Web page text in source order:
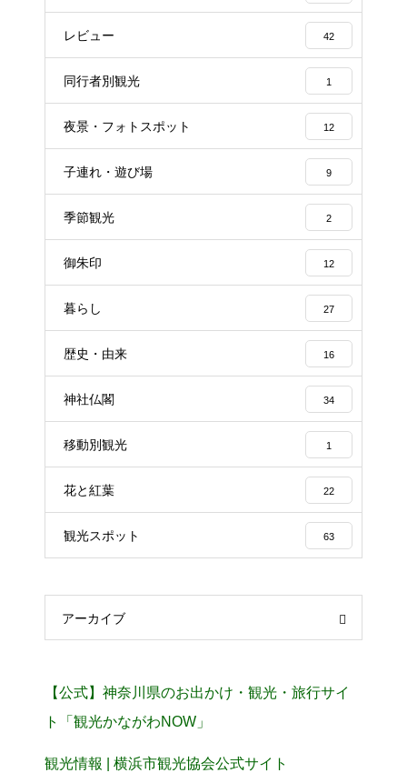
レビュー 42
同行者別観光 1
夜景・フォトスポット 12
子連れ・遊び場 9
季節観光 2
御朱印 12
暮らし 27
歴史・由来 16
神社仏閣 34
移動別観光 1
花と紅葉 22
観光スポット 63
アーカイブ
【公式】神奈川県のお出かけ・観光・旅行サイ
ト「観光かながわNOW」
観光情報 | 横浜市観光協会公式サイト